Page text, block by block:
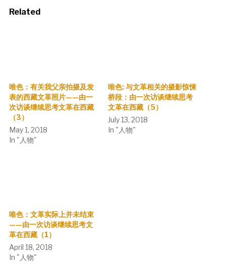
Related
唯色：有关我父亲拍摄及发
表的西藏文革照片——由一
次访谈继续思考文革在西藏
（3）
May 1, 2018
In "人物"
唯色: 与文革相关的摄影惊悚
桥段：由一次访谈继续思考
文革在西藏（5）
July 13, 2018
In "人物"
唯色：文革实际上并未结束
——由一次访谈继续思考文
革在西藏（1）
April 18, 2018
In "人物"